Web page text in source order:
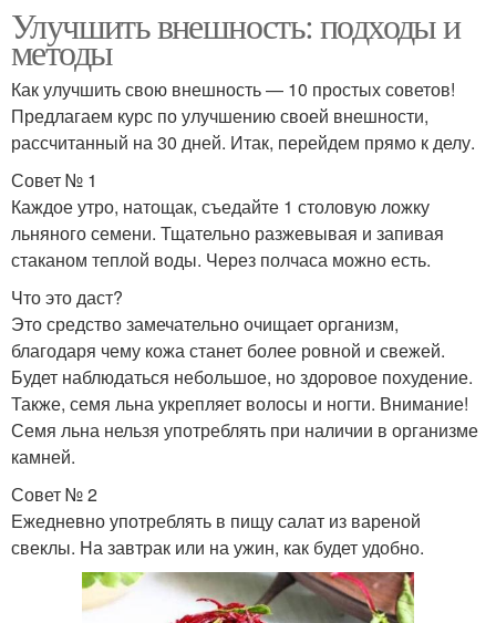
Улучшить внешность: подходы и
методы
Как улучшить свою внешность — 10 простых советов!
Предлагаем курс по улучшению своей внешности,
рассчитанный на 30 дней. Итак, перейдем прямо к делу.
Совет № 1
Каждое утро, натощак, съедайте 1 столовую ложку
льняного семени. Тщательно разжевывая и запивая
стаканом теплой воды. Через полчаса можно есть.
Что это даст?
Это средство замечательно очищает организм,
благодаря чему кожа станет более ровной и свежей.
Будет наблюдаться небольшое, но здоровое похудение.
Также, семя льна укрепляет волосы и ногти. Внимание!
Семя льна нельзя употреблять при наличии в организме
камней.
Совет № 2
Ежедневно употреблять в пищу салат из вареной
свеклы. На завтрак или на ужин, как будет удобно.